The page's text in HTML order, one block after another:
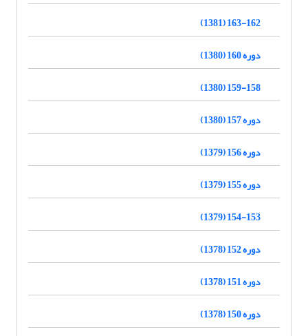
163-162 (1381)
دوره 160 (1380)
159-158 (1380)
دوره 157 (1380)
دوره 156 (1379)
دوره 155 (1379)
154-153 (1379)
دوره 152 (1378)
دوره 151 (1378)
دوره 150 (1378)